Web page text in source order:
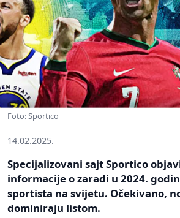
Foto: Sportico
14.02.2025.
Specijalizovani sajt Sportico
informacije o zaradi u 2024.
sportista na svijetu. Očekivano,
dominiraju listom.